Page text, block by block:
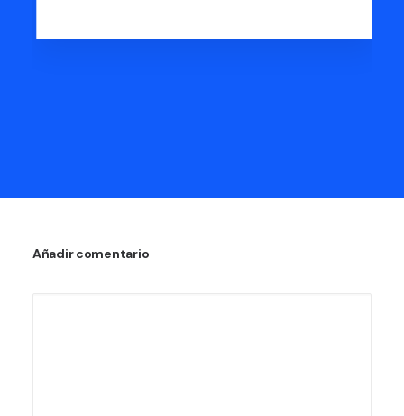
Añadir comentario